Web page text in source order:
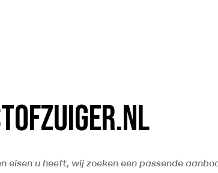
eisen u heeft, wij zoeken een passende